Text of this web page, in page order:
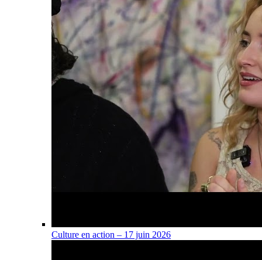
Culture en action – 17 juin 2026